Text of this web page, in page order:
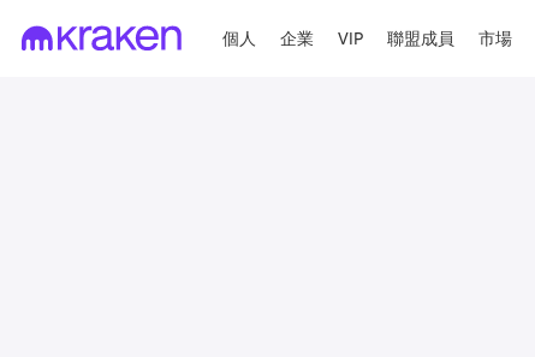
個人 企業 VIP 聯盟成員 市場